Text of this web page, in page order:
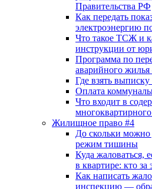
Правительства РФ
Как передать
электроэнергию
Что такое ТСЖ и
инструкции от
Программа по
аварийного
Где взять
Оплата
Что входит в
Жилищное право #4
До скольки можно
режим тишины
Куда жаловаться,
в квартире: кто за
Как написать
инспекцию —